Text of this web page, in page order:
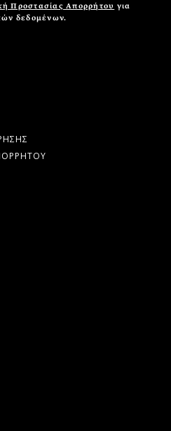
Προστασίας Απορρήτου για
δεδομένων.